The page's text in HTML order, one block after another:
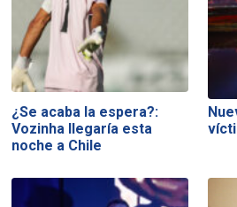
¿Se acaba la espera?:
Vozinha llegaría esta
noche a Chile